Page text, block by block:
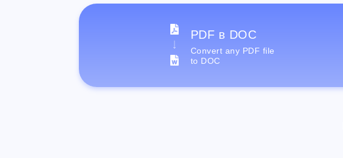
PDF в DOC
Convert any PDF file
to DOC